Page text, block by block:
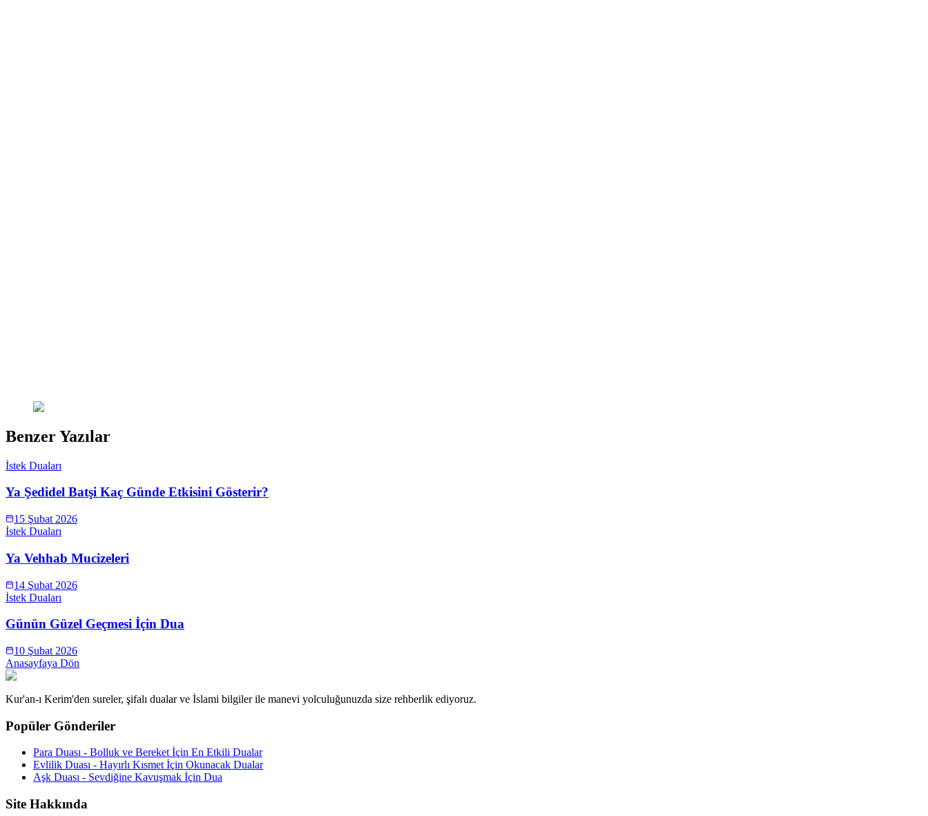
Benzer Yazılar
İstek Duaları
Ya Şedidel Batşi Kaç Günde Etkisini Gösterir?
15 Şubat 2026
İstek Duaları
Ya Vehhab Mucizeleri
14 Şubat 2026
İstek Duaları
Günün Güzel Geçmesi İçin Dua
10 Şubat 2026
Anasayfaya Dön
Kur'an-ı Kerim'den sureler, şifalı dualar ve İslami bilgiler ile manevi yolculuğunuzda size rehberlik ediyoruz.
Popüler Gönderiler
Para Duası - Bolluk ve Bereket İçin En Etkili Dualar
Evlilik Duası - Hayırlı Kısmet İçin Okunacak Dualar
Aşk Duası - Sevdiğine Kavuşmak İçin Dua
Site Hakkında